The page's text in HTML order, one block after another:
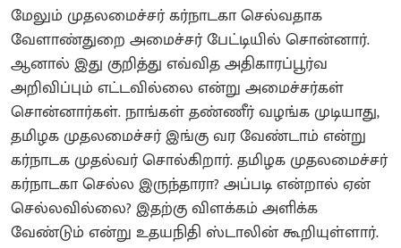
மேலும் முதலமைச்சர் கர்நாடகா செல்வதாக
வேளாண்துறை அமைச்சர் பேட்டியில் சொன்னார்.
ஆனால் இது குறித்து எவ்வித அதிகாரப்பூர்வ
அறிவிப்பும் எட்டவில்லை என்று அமைச்சர்கள்
சொன்னார்கள். நாங்கள் தண்ணீர் வழங்க முடியாது,
தமிழக முதலமைச்சர் இங்கு வர வேண்டாம் என்று
கர்நாடக முதல்வர் சொல்கிறார். தமிழக முதலமைச்சர்
கர்நாடகா செல்ல இருந்தாரா? அப்படி என்றால் ஏன்
செல்லவில்லை? இதற்கு விளக்கம் அளிக்க
வேண்டும் என்று உதயநிதி ஸ்டாலின் கூறியுள்ளார்.